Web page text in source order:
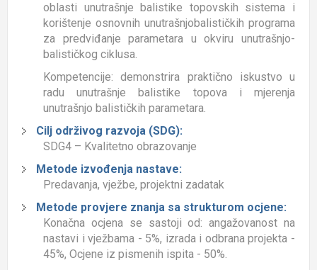
oblasti unutrašnje balistike topovskih sistema i
korištenje osnovnih unutrašnjobalističkih programa
za predviđanje parametara u okviru unutrašnjo-
balističkog ciklusa.
Kompetencije: demonstrira praktično iskustvo u
radu unutrašnje balistike topova i mjerenja
unutrašnjo balističkih parametara.
Cilj održivog razvoja (SDG):
SDG4 – Kvalitetno obrazovanje
Metode izvođenja nastave:
Predavanja, vježbe, projektni zadatak
Metode provjere znanja sa strukturom ocjene:
Konačna ocjena se sastoji od: angažovanost na
nastavi i vježbama - 5%, izrada i odbrana projekta -
45%, Ocjene iz pismenih ispita - 50%.